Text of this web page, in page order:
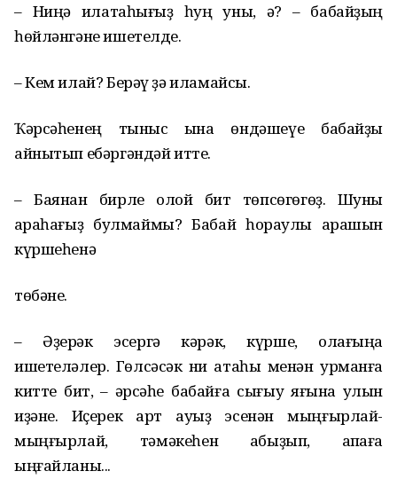
– Ниңә илатаһығыҙ һуң уны, ә? – бабайҙың
һөйләнгәне ишетелде.
– Кем илай? Берәү ҙә иламайсы.
Ҡәрсәһенең тыныс ҡына өндәшеүе бабайҙы
айнытып ебәргәндәй итте.
– Баянан бирле олой бит төпсөгөгөҙ. Шуны
ҡараһағыҙ булмаймы? Бабай һораулы ҡарашын
күршеһенә
төбәне.
– Әҙерәк эсергә кәрәк, күрше, ҡолағыңа
ишетеләлер. Гөлсәсәк ни атаһы менән урманға
китте бит, – ҡәрсәһе бабайға сығыу яғына ҡулын
иҙәне. Иҫерек ҡарт ауыҙ эсенән мыңғырлай-
мыңғырлай, тәмәкеһен ҡабыҙып, ҡапҡаға
ыңғайланы...